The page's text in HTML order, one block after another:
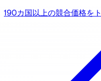
190カ国以上の競合価格を